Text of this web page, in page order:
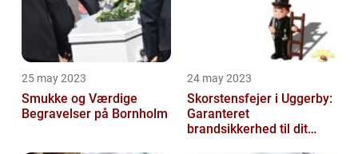
25 may 2023
Smukke og Værdige
Begravelser på Bornholm
24 may 2023
Skorstensfejer i Uggerby:
Garanteret
brandsikkerhed til dit